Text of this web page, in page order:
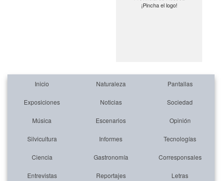
¡Pincha el logo!
Inicio Naturaleza Pantallas
Exposiciones Noticias Sociedad
Música Escenarios Opinión
Silvicultura Informes Tecnologías
Ciencia Gastronomía Corresponsales
Entrevistas Reportajes Letras